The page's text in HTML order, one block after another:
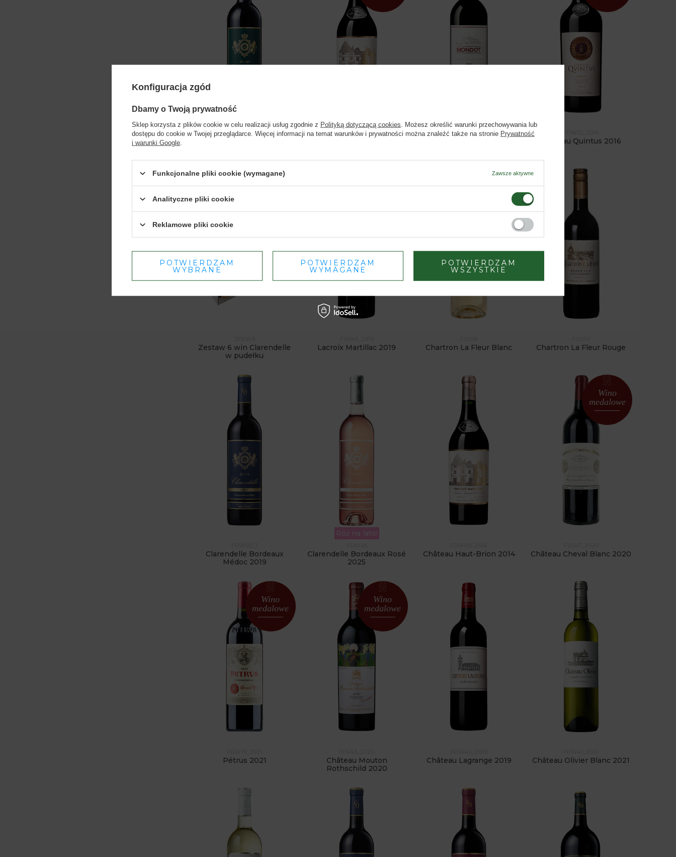
FDW01 FDW07_2017 FBC06_2019
Château Quintus 2016
Zestaw 6 win Clarendelle
w pudełku
Lacroix Martillac 2019 Chartron La Fleur Blanc Chartron La Fleur Rouge
Clarendelle Bordeaux
Médoc 2019
Róż na lato!
Clarendelle Bordeaux Rosé
2025
Château Haut-Brion 2014
Wino
medalowe
Château Cheval Blanc 2020
Wino
medalowe
Pétrus 2021
Wino
medalowe
Château Mouton
Rothschild 2020
Château Lagrange 2019 Château Olivier Blanc 2021
Czy masz ukończone 18 lat?
Konfiguracja zgód
Dbamy o Twoją prywatność
Sklep korzysta z plików cookie w celu realizacji usług zgodnie z Polityką dotyczącą cookies . Możesz określić warunki przechowywania lub
dostępu do cookie w Twojej przeglądarce. Więcej informacji na temat warunków i prywatności można znaleźć także na stronie Prywatność
i warunki Google
Funkcjonalne pliki cookie (wymagane) Zawsze aktywne
Analityczne pliki cookie
Reklamowe pliki cookie
POTWIERDZAM
WYBRANE
POTWIERDZAM
WYMAGANE
POTWIERDZAM
WSZYSTKIE